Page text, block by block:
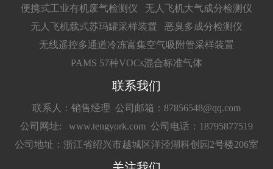
便携式工业有机废气检测仪
无人飞机大气成分检测仪
无人飞机载式苏玛罐采样装置
恶臭多成分检测仪
无线遥控多通道冷冻富集空气吸附管采样装置
PAMS 57种VOCs混合标准气体
联系我们
联系人：销售经理 公司邮箱：87856548@qq.com
公司网址: www.tengyork.com 公司电话：18795877519
公司地址：浙江省绍兴市越城区洋泾湖科创园2号楼206室